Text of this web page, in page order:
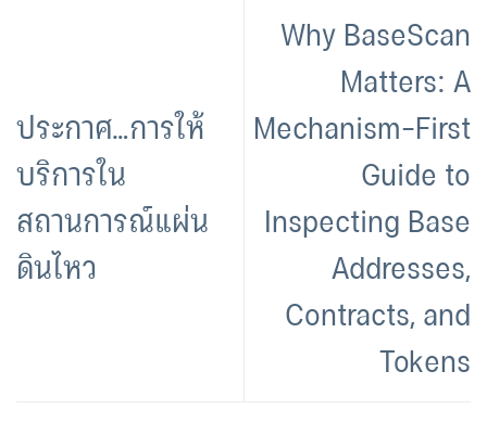
ประกาศ…การให้
บริการใน
สถานการณ์แผ่น
ดินไหว
Why BaseScan
Matters: A
Mechanism-First
Guide to
Inspecting Base
Addresses,
Contracts, and
Tokens